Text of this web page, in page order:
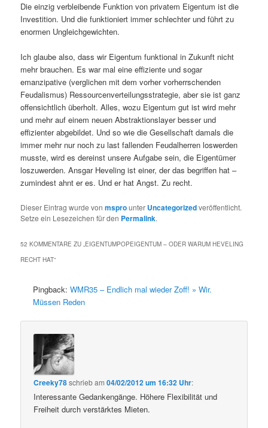
Die einzig verbleibende Funktion von privatem Eigentum ist die
Investition. Und die funktioniert immer schlechter und führt zu
enormen Ungleichgewichten.
Ich glaube also, dass wir Eigentum funktional in Zukunft nicht
mehr brauchen. Es war mal eine effiziente und sogar
emanzipative (verglichen mit dem vorher vorherrschenden
Feudalismus) Ressourcenverteilungsstrategie, aber sie ist ganz
offensichtlich überholt. Alles, wozu Eigentum gut ist wird mehr
und mehr auf einem neuen Abstraktionslayer besser und
effizienter abgebildet. Und so wie die Gesellschaft damals die
immer mehr nur noch zu last fallenden Feudalherren loswerden
musste, wird es dereinst unsere Aufgabe sein, die Eigentümer
loszuwerden. Ansgar Heveling ist einer, der das begriffen hat –
zumindest ahnt er es. Und er hat Angst. Zu recht.
Dieser Eintrag wurde vonmsprounter Uncategorizedveröffentlicht.
Setze ein Lesezeichen für den Permalink.
52 KOMMENTARE ZU „ EIGENTUMPOPEIGENTUM – ODER WARUM HEVELING
RECHT HAT“
Pingback:WMR35 – Endlich mal wieder Zoff! » Wir.
Müssen Reden
Creeky78schriebam04/02/2012 um 16:32 Uhr:
Interessante Gedankengänge. Höhere Flexibilität und
Freiheit durch verstärktes Mieten.